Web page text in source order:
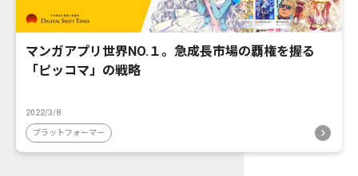
マンガアプリ世界NO.１。急成長市場の覇権を握る
「ピッコマ」の戦略
2022/3/8
プラットフォーマー